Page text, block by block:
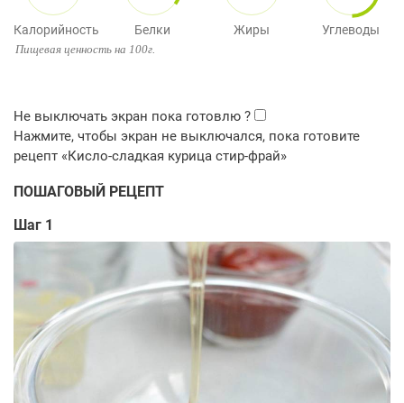
Калорийность Белки Жиры Углеводы
Пищевая ценность на 100г.
ПОШАГОВЫЙ РЕЦЕПТ
Шаг 1